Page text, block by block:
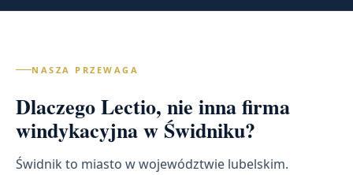
NASZA PRZEWAGA
Dlaczego Lectio, nie inna firma
windykacyjna w Świdniku?
Świdnik to miasto w województwie lubelskim.